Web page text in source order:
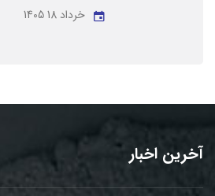
خرداد 18 1405
آخرین اخبار